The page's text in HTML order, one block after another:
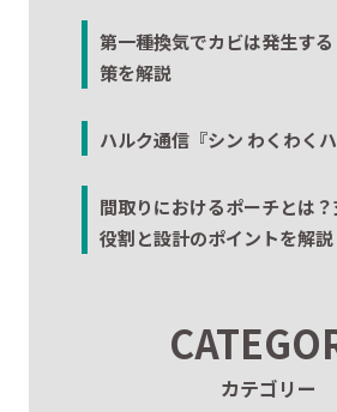
第一種換気でカビは発生す
策を解説
ハルク通信『シン わくわくハ
間取りにおけるポーチとは
役割と設計のポイントを解説
カテゴリー